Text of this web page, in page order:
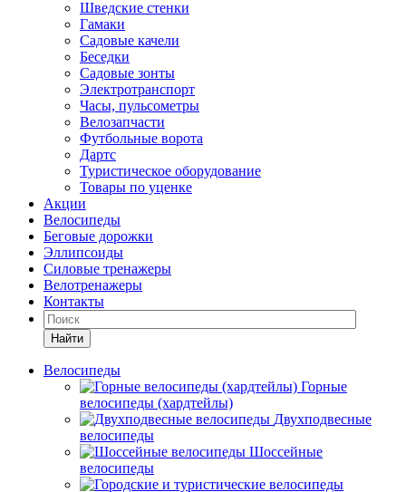
Шведские стенки
Гамаки
Садовые качели
Беседки
Садовые зонты
Электротранспорт
Часы, пульсометры
Велозапчасти
Футбольные ворота
Дартс
Туристическое оборудование
Товары по уценке
Акции
Велосипеды
Беговые дорожки
Эллипсоиды
Силовые тренажеры
Велотренажеры
Контакты
Найти
Велосипеды
Горные
велосипеды (хардтейлы)
Двухподвесные
велосипеды
Шоссейные
велосипеды